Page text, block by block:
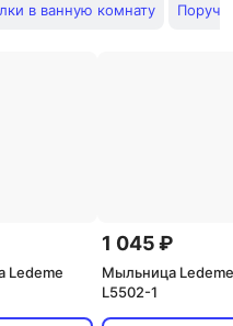
в ванную комнату
Ledeme
1 045 ₽
Мыльница Ledeme
L5502-1